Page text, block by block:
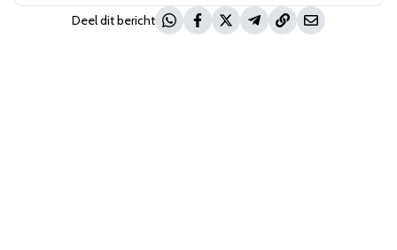
Deel dit bericht